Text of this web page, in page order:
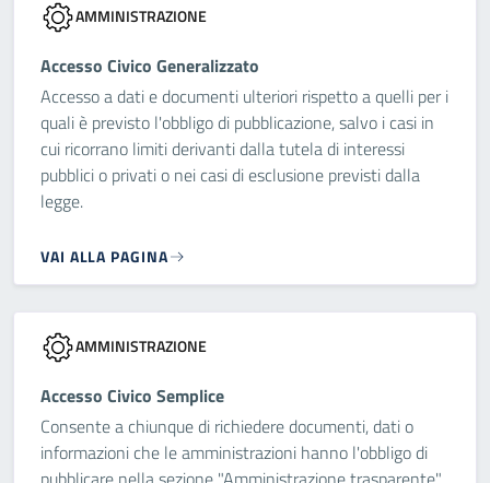
AMMINISTRAZIONE
Accesso Civico Generalizzato
Accesso a dati e documenti ulteriori rispetto a quelli per i
quali è previsto l'obbligo di pubblicazione, salvo i casi in
cui ricorrano limiti derivanti dalla tutela di interessi
pubblici o privati o nei casi di esclusione previsti dalla
legge.
VAI ALLA PAGINA
AMMINISTRAZIONE
Accesso Civico Semplice
Consente a chiunque di richiedere documenti, dati o
informazioni che le amministrazioni hanno l'obbligo di